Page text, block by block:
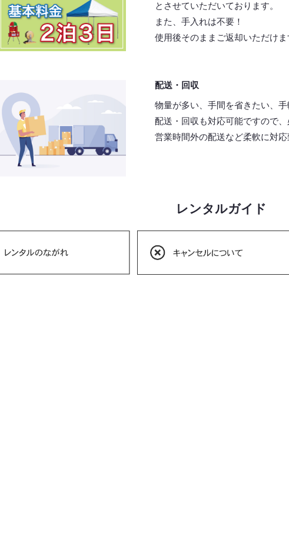
とさせていただいております。
また、手入れは不要！
使用後そのままご返却いただけま
配送・回収
物量が多い、手間を省きたい、
配送・回収も対応可能ですので
営業時間外の配送など柔軟に対
レンタルガイド